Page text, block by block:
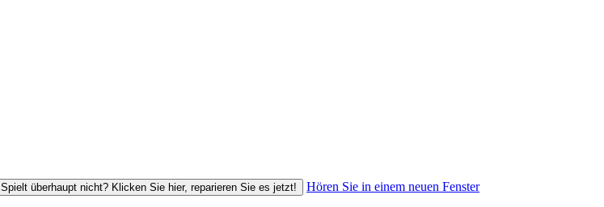
Spielt überhaupt nicht? Klicken Sie hier, reparieren Sie es jetzt! Hören Sie in einem neuen Fenster